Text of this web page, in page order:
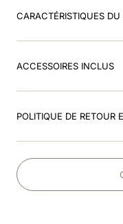
CARACTÉRISTIQUES DU
ACCESSOIRES INCLUS
POLITIQUE DE RETOUR